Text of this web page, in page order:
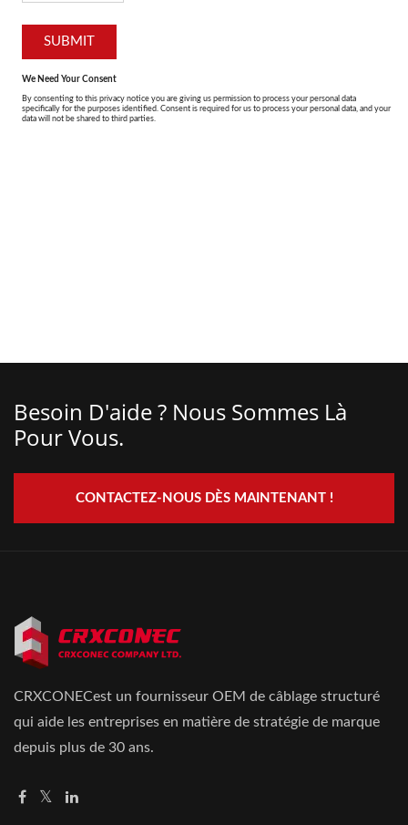
Besoin D'aide ? Nous Sommes Là
Pour Vous.
CONTACTEZ-NOUS DÈS MAINTENANT !
CRXCONECest un fournisseur OEM de câblage structuré
qui aide les entreprises en matière de stratégie de marque
depuis plus de 30 ans.